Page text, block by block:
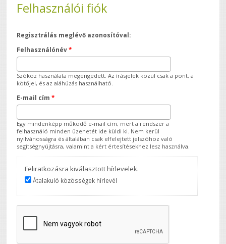
Felhasználói fiók
Regisztrálás meglévő azonosítóval:
Felhasználónév*
Szóköz használata megengedett. Az írásjelek közül csak a pont, a
kötőjel, és az aláhúzás használható.
E-mail cím*
Egy mindenképp működő e-mail cím, mert a rendszer a
felhasználó minden üzenetét ide küldi ki. Nem kerül
nyilvánosságra és általában csak elfelejtett jelszóhoz való
segítségnyújtásra, valamint a kért értesítésekhez lesz használva.
Feliratkozásra kiválasztott hírlevelek.
Átalakuló közösségek hírlevél